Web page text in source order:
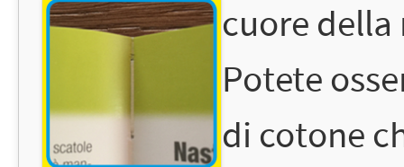
cuore
Potete
di cotone